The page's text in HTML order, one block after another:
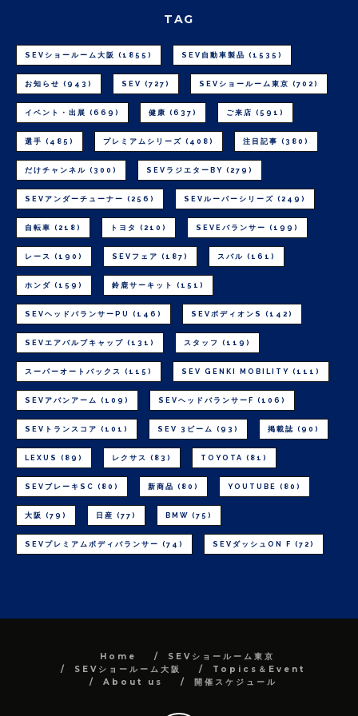
TAG
SEVショールーム大阪 (1855) SEV自動車製品 (1535)
お知らせ (943) SEV (727) SEVショールーム東京 (702)
イベント・出展 (669) 健康 (637) ご来店 (591)
選手 (485) プレミアムシリーズ (408) 注目記事 (380)
だけチャンネル (300) SEVラジエターBY (279)
SEVアンダーチューナー (256) SEVルーパーシリーズ (249)
自転車 (218) トヨタ (210) SEVEバランサー (199)
レース (190) SEVフェア (187) スバル (161)
ホンダ (159) 鈴鹿サーキット (151)
SEVヘッドバランサーPU (146) SEVボディオンS (142)
SEVエアバルブキャップ (131) スタッフ (119)
スーパーオートバックス (115) SEV GENKI MOBILITY (111)
SEVアバンアーム (109) SEVヘッドバランサーF (106)
SEVトランスコア (101) SEV 3ビーム (93) 掲載誌 (90)
LEXUS (89) レクサス (83) TOYOTA (81)
SEVブレーキSC (80) 新商品 (80) YOUTUBE (80)
大阪 (79) 日産 (77) BMW (75)
SEVプレミアムボディバランサー (74) SEVダッシュON F (72)
Home
SEVショールーム東京
SEVショールーム大阪
Topics＆Event
About us
開催スケジュール